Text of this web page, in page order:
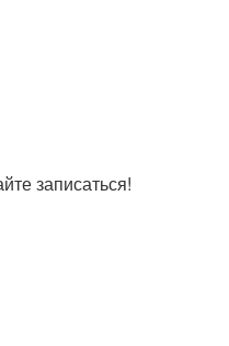
записаться!